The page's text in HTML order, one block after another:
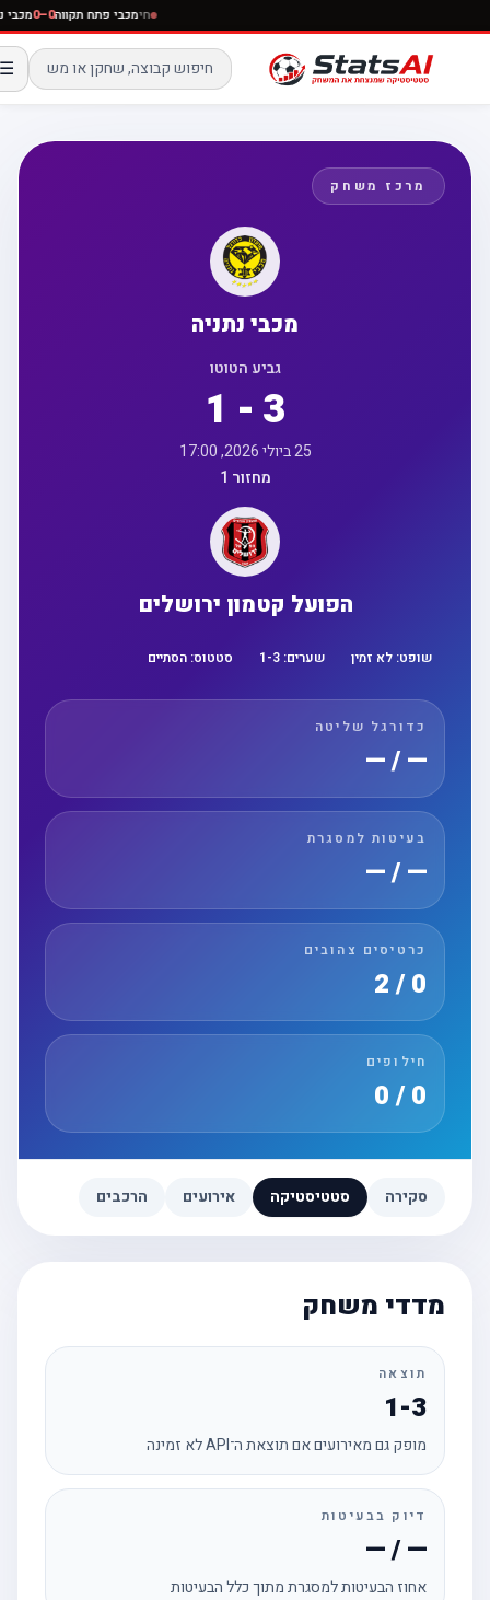
חימכבי פתח תקווה0–0
☰
מרכז משחק
מכבי נתניה
גביע הטוטו
1 - 3
25 ביולי 2026, 17:00
מחזור 1
הפועל קטמון ירושלים
שופט:לא זמין שערים: 1 -3 סטטוס:הסתיים
כדורגל שליטה
— / —
בעיטות למסגרת
— / —
כרטיסים צהובים
חילופים
סקירה סטטיסטיקה אירועים הרכבים
מדדי משחק
תוצאה
1-3
מופק גם מאירועים אם תוצאת ה־API לא זמינה
דיוק בבעיטות
— / —
אחוז הבעיטות למסגרת מתוך כלל הבעיטות